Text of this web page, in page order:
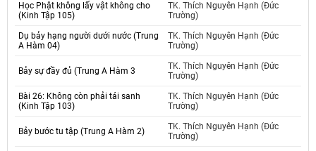
Học Phật không lấy vật không cho
(Kinh Tập 105)
TK. Thích Nguyên Hạnh (Đức
Trường)
Dụ bảy hạng người dưới nước (Trung
A Hàm 04)
TK. Thích Nguyên Hạnh (Đức
Trường)
Bảy sự đầy đủ (Trung A Hàm 3
TK. Thích Nguyên Hạnh (Đức
Trường)
Bài 26: Không còn phải tái sanh
(Kinh Tập 103)
TK. Thích Nguyên Hạnh (Đức
Trường)
Bảy bước tu tập (Trung A Hàm 2)
TK. Thích Nguyên Hạnh (Đức
Trường)